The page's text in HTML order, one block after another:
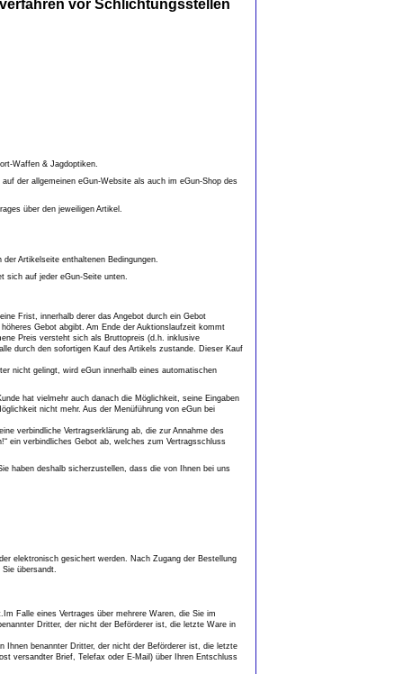
vor Schlichtungsstellen
Waffen & Jagdoptiken.
der allgemeinen eGun-Website als auch im eGun-Shop des
über den jeweiligen Artikel.
Artikelseite enthaltenen Bedingungen.
sich auf jeder eGun-Seite unten.
Frist, innerhalb derer das Angebot durch ein Gebot
Gebot abgibt. Am Ende der Auktionslaufzeit kommt
Preis versteht sich als Bruttopreis (d.h. inklusive
durch den sofortigen Kauf des Artikels zustande. Dieser Kauf
nicht gelingt, wird eGun innerhalb eines automatischen
hat vielmehr auch danach die Möglichkeit, seine Eingaben
nicht mehr. Aus der Menüführung von eGun bei
verbindliche Vertragserklärung ab, die zur Annahme des
ein verbindliches Gebot ab, welches zum Vertragsschluss
haben deshalb sicherzustellen, dass die von Ihnen bei uns
elektronisch gesichert werden. Nach Zugang der Bestellung
übersandt.
Falle eines Vertrages über mehrere Waren, die Sie im
Dritter, der nicht der Beförderer ist, die letzte Ware in
Ihnen benannter Dritter, der nicht der Beförderer ist, die letzte
versandter Brief, Telefax oder E-Mail) über Ihren Entschluss